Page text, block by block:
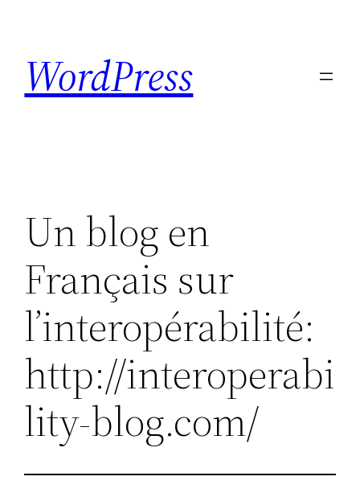
content
WordPress
Un blog en
Français sur
l’interopérabilité:
http://interoperabi
lity-blog.com/